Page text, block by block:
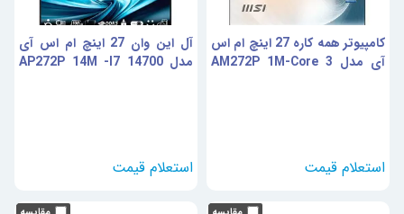
کامپیوتر همه کاره 27 اینچ ام اس
آی مدل AM272P 1M-Core 3
آل این وان 27 اینچ ام اس آی
مدل AP272P 14M -I7 14700